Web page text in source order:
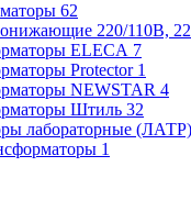
62
220/110В,
ELECA 7
Protector 1
NEWSTAR 4
Штиль 32
лабораторные
1